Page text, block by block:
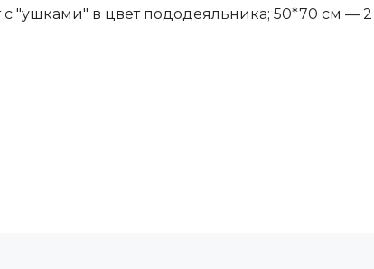
"ушками" в цвет пододеяльника; 50*70 см —